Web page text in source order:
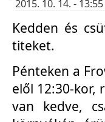
2015. 10. 14. -
Kedden és
titeket.
Pénteken a
elől 12:30-kor,
van kedve,